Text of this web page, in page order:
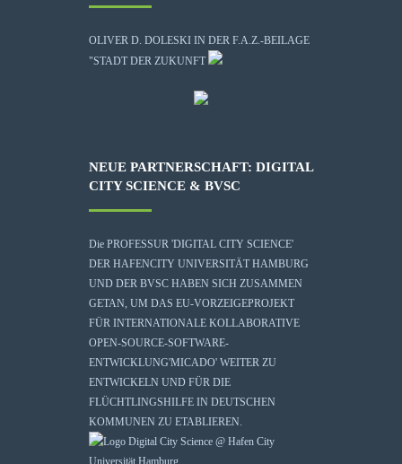
OLIVER D. DOLESKI IN DER F.A.Z.-BEILAGE
"STADT DER ZUKUNFT
NEUE PARTNERSCHAFT: DIGITAL
CITY SCIENCE & BVSC
Die PROFESSUR 'DIGITAL CITY SCIENCE'
DER HAFENCITY UNIVERSITÄT HAMBURG
UND DER BVSC HABEN SICH ZUSAMMEN
GETAN, UM DAS EU-VORZEIGEPROJEKT
FÜR INTERNATIONALE KOLLABORATIVE
OPEN-SOURCE-SOFTWARE-
ENTWICKLUNG'MICADO' WEITER ZU
ENTWICKELN UND FÜR DIE
FLÜCHTLINGSHILFE IN DEUTSCHEN
KOMMUNEN ZU ETABLIEREN.